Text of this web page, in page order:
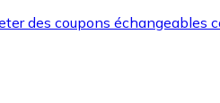
des coupons échangeables